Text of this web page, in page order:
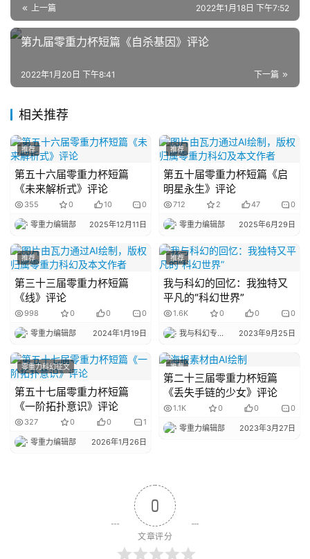
主
科
小
库
上一篇 2022年1月18日 下午7:52
第九届零重力杯短篇《自杀基因》评论
下一篇
2022年1月20日 下午8:41
相关推荐
推荐
第五十六届零重力杯短篇
《未来解析式》评论
355 0 10 0
零重力编辑部 2025年12月11日
推荐
第五十届零重力杯短篇《启
明星永生》评论
712 2 47 0
零重力编辑部 2025年6月29日
推荐
第三十三届零重力杯短篇
《线》评论
998 0 0 0
零重力编辑部 2024年1月19日
推荐
我与科幻的回忆：我独特又
平凡的“科幻世界”
1.6K 0 0 0
我与科幻专栏小编 2023年9月25日
零重力科幻征文
第五十七届零重力杯短篇
《一阶拓扑意识》评论
327 0 0 1
零重力编辑部 2026年1月26日
推荐
第二十三届零重力杯短篇
《丢失手链的少女》评论
1.1K 0 0 0
零重力编辑部 2023年3月27日
0
文章评分